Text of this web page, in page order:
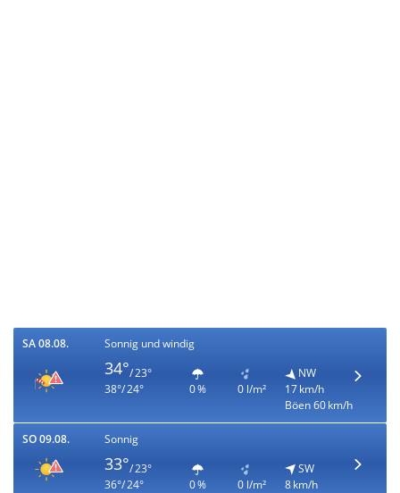
SA 08.08. Sonnig und windig
34°/ 23°
38°/ 24°
0 % 0 l/m²
NW
17 km/h
Böen 60 km/h
SO 09.08. Sonnig
33°/ 23°
36°/ 24°
0 % 0 l/m²
SW
8 km/h